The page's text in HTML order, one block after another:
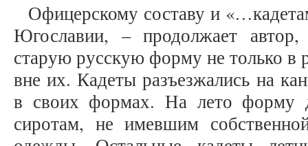
Офицерскому составу и
Югославии, – продолжает
старую русскую форму не только в
вне их. Кадеты разъезжались на
в своих формах. На лето форму
сиротам, не имевшим